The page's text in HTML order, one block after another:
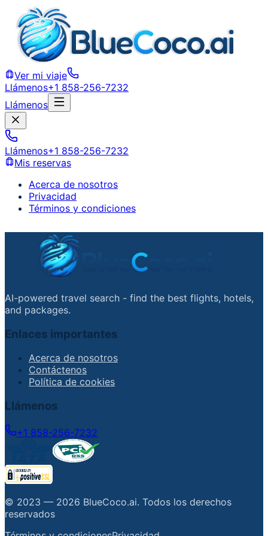
Ver mi viaje
Llámenos+1 858-256-7232
Llámenos
Llámenos+1 858-256-7232
Mis reservas
Acerca de nosotros
Privacidad
Términos y condiciones
AI-powered travel search - find the best flights, hotels,
and packages.
Enlaces importantes
Acerca de nosotros
Contáctenos
Política de cookies
Llámenos
+1 858-256-7232
© 2023 — 2026 BlueCoco.ai. Todos los derechos
reservados